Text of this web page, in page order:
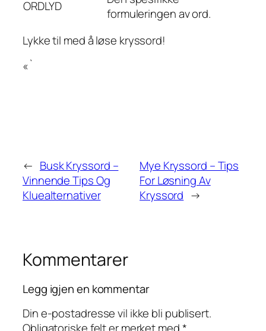
ORDLYD
formuleringen av ord.
Lykke til med å løse kryssord!
«`
← Busk Kryssord –
Vinnende Tips Og
Kluealternativer
Mye Kryssord – Tips
For Løsning Av
Kryssord →
Kommentarer
Legg igjen en kommentar
Din e-postadresse vil ikke bli publisert.